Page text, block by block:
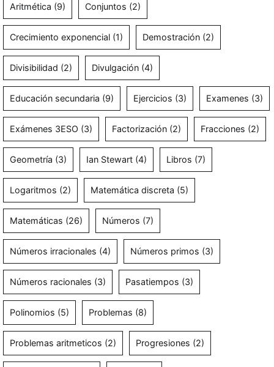
Aritmética (9) Conjuntos (2)
Crecimiento exponencial (1) Demostración (2)
Divisibilidad (2) Divulgación (4)
Educación secundaria (9) Ejercicios (3) Examenes (3)
Exámenes 3ESO (3) Factorización (2) Fracciones (2)
Geometría (3) Ian Stewart (4) Libros (7)
Logaritmos (2) Matemática discreta (5)
Matemáticas (26) Números (7)
Números irracionales (4) Números primos (3)
Números racionales (3) Pasatiempos (3)
Polinomios (5) Problemas (8)
Problemas aritmeticos (2) Progresiones (2)